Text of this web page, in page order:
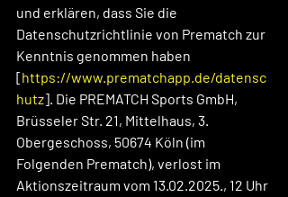
und erklären, dass Sie die
Datenschutzrichtlinie von Prematch zur
Kenntnis genommen haben
[https://www.prematchapp.de/datensc
hutz]. Die PREMATCH Sports GmbH,
Brüsseler Str. 21, Mittelhaus, 3.
Obergeschoss, 50674 Köln (im
Folgenden Prematch), verlost im
Aktionszeitraum vom 13.02.2025., 12 Uhr